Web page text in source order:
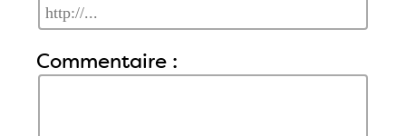
Commentaire :